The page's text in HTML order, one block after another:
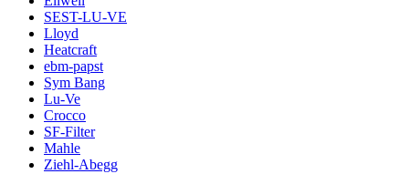
SEST-LU-VE
Lloyd
Heatcraft
ebm-papst
Sym Bang
Lu-Ve
Crocco
SF-Filter
Mahle
Ziehl-Abegg